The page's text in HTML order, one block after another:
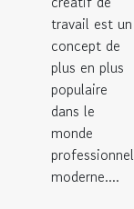
travail est un
concept de
plus en plus
populaire
dans le
monde
professionnel
moderne....